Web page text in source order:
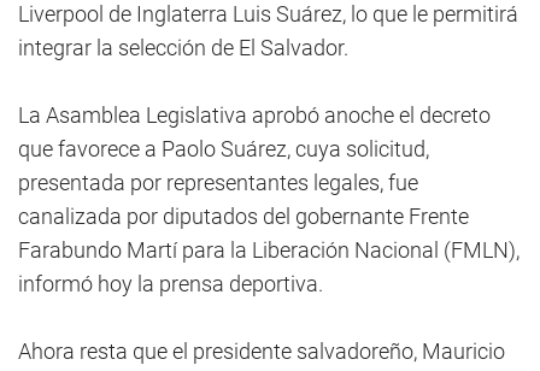
Liverpool de Inglaterra Luis Suárez, lo que le permitirá
integrar la selección de El Salvador.
La Asamblea Legislativa aprobó anoche el decreto
que favorece a Paolo Suárez, cuya solicitud,
presentada por representantes legales, fue
canalizada por diputados del gobernante Frente
Farabundo Martí para la Liberación Nacional (FMLN),
informó hoy la prensa deportiva.
Ahora resta que el presidente salvadoreño, Mauricio